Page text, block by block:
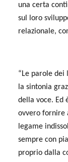
una certa
sul loro
relazionale,
“Le parole
la sintonia
della voce. Ed
ovvero fornire
legame
sempre con
proprio dalla